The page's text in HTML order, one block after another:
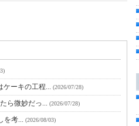
ケーキの工程... (2026/07/28)
ら微妙だっ... (2026/07/28)
を考... (2026/08/03)